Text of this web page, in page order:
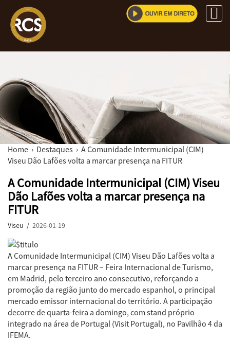
Home › Destaques › A Comunidade Intermunicipal (CIM)
Viseu Dão Lafões volta a marcar presença na FITUR
A Comunidade Intermunicipal (CIM) Viseu
Dão Lafões volta a marcar presença na
FITUR
Viseu / 2026-01-19
A Comunidade Intermunicipal (CIM) Viseu Dão Lafões volta a
marcar presença na FITUR – Feira Internacional de Turismo,
em Madrid, pelo terceiro ano consecutivo, reforçando a
promoção da região junto do mercado espanhol, o principal
mercado emissor internacional do território. A participação
decorre de quarta-feira a domingo, com stand próprio
integrado na área de Portugal (Visit Portugal), no Pavilhão 4 da
IFEMA.